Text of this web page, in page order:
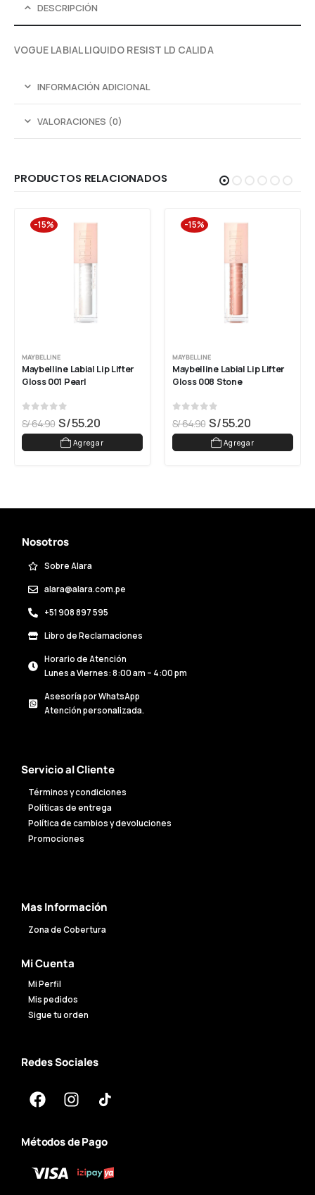
DESCRIPCIÓN
VOGUE LABIAL LIQUIDO RESIST LD CALIDA
INFORMACIÓN ADICIONAL
VALORACIONES (0)
PRODUCTOS RELACIONADOS
-15%
MAYBELLINE
Maybelline Labial Lip Lifter
Gloss 001 Pearl
out of 5
S/64.90 S/55.20
Agregar
-15%
MAYBELLINE
Maybelline Labial Lip Lifter
Gloss 008 Stone
out of 5
S/64.90 S/55.20
Agregar
Nosotros
Sobre Alara
alara@alara.com.pe
+51 908 897 595
Libro de Reclamaciones
Horario de Atención
Lunes a Viernes: 8:00 am – 4:00 pm
Asesoría por WhatsApp
Atención personalizada.
Servicio al Cliente
Términos y condiciones
Políticas de entrega
Política de cambios y devoluciones
Promociones
Mas Información
Zona de Cobertura
Mi Cuenta
Mi Perfil
Mis pedidos
Sigue tu orden
Redes Sociales
Métodos de Pago